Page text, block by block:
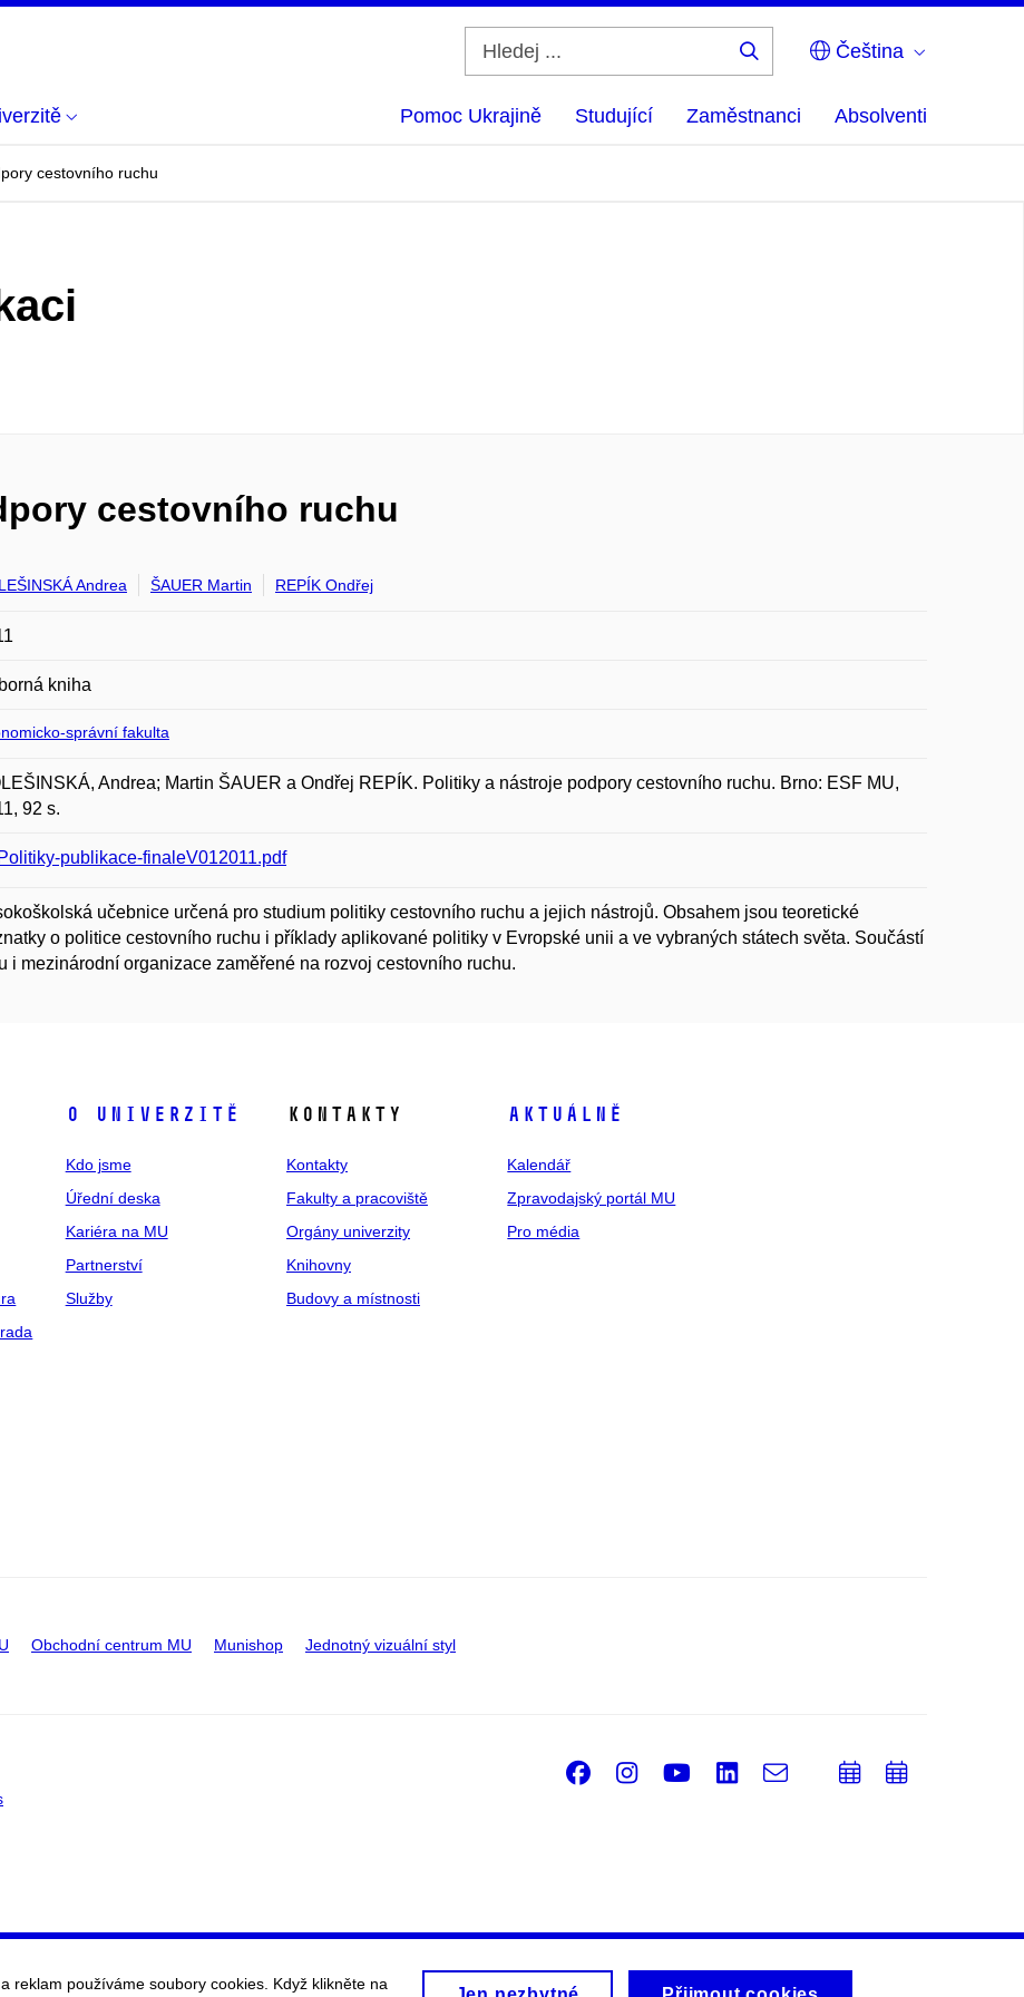
Čeština
Pomoc Ukrajině Studující Zaměstnanci Absolventi
cestovního ruchu
cestovního ruchu
Andrea ŠAUER Martin REPÍK Ondřej
kniha
správní fakulta
Andrea; Martin ŠAUER a Ondřej REPÍK. Politiky a nástroje podpory cestovního ruchu. Brno: ESF MU,
92 s.
Politiky-publikace-finaleV012011.pdf
učebnice určená pro studium politiky cestovního ruchu a jejich nástrojů. Obsahem jsou teoretické
o politice cestovního ruchu i příklady aplikované politiky v Evropské unii a ve vybraných státech světa. Součástí
i mezinárodní organizace zaměřené na rozvoj cestovního ruchu.
O univerzitě
Kdo jsme
Úřední deska
Kariéra na MU
Partnerství
Služby
Kontakty
Kontakty
Fakulty a pracoviště
Orgány univerzity
Knihovny
Budovy a místnosti
Aktuálně
Kalendář
Zpravodajský portál MU
Pro média
Obchodní centrum MU Munishop Jednotný vizuální styl
Facebook
Instagram
Youtube
LinkedIn
e-
PřidatPřidat
reklam používáme soubory cookies. Když klikněte na